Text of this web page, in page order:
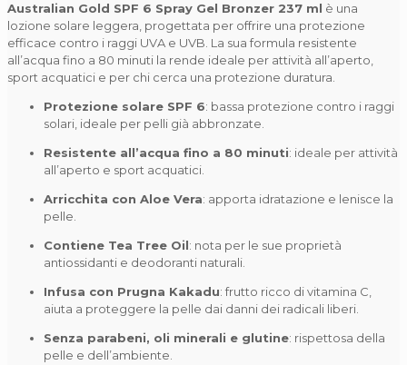
Australian Gold SPF 6 Spray Gel Bronzer 237 ml è una
lozione solare leggera, progettata per offrire una protezione
efficace contro i raggi UVA e UVB. La sua formula resistente
all’acqua fino a 80 minuti la rende ideale per attività all’aperto,
sport acquatici e per chi cerca una protezione duratura.
Protezione solare SPF 6: bassa protezione contro i raggi
solari, ideale per pelli già abbronzate.
Resistente all’acqua fino a 80 minuti: ideale per attività
all’aperto e sport acquatici.
Arricchita con Aloe Vera: apporta idratazione e lenisce la
pelle.
Contiene Tea Tree Oil: nota per le sue proprietà
antiossidanti e deodoranti naturali.
Infusa con Prugna Kakadu: frutto ricco di vitamina C,
aiuta a proteggere la pelle dai danni dei radicali liberi.
Senza parabeni, oli minerali e glutine: rispettosa della
pelle e dell’ambiente.